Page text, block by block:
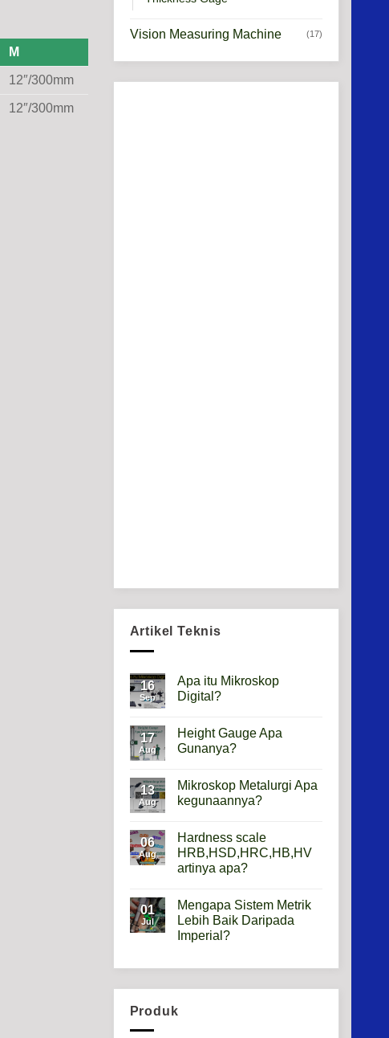
M
12″/300mm
12″/300mm
Vision Measuring Machine (17)
Artikel Teknis
16
Sep
Apa itu Mikroskop
Digital?
on
Apa
itu
17
Aug
Height Gauge Apa
Gunanya?
on
Height
Gauge
13
Aug
Mikroskop Metalurgi Apa
kegunaannya?
on
Mikroskop
Metalurgi
Apa
06
Aug
Hardness scale
HRB,HSD,HRC,HB,HV
artinya apa?
on
Hardness
scale
HRB,HSD,HRC,HB,HV
01
Jul
Mengapa Sistem Metrik
Lebih Baik Daripada
Imperial?
Lebih
Produk